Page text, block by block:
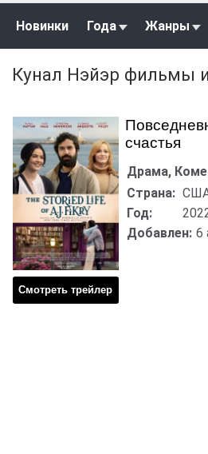
Новинки Года Жанры
Кунал Нэйэр фильмы
счастья
Смотреть трейлер
Драма,
Страна:
Год:
Добавлен: 6